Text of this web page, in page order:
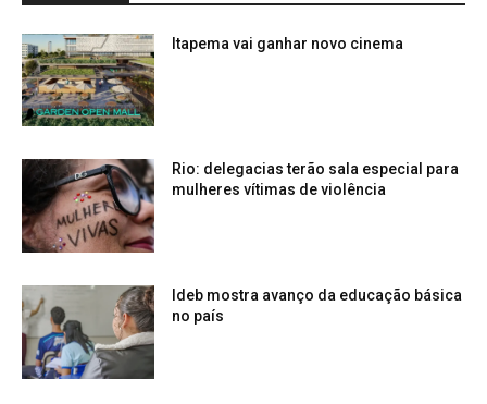
Itapema vai ganhar novo cinema
Rio: delegacias terão sala especial para
mulheres vítimas de violência
Ideb mostra avanço da educação básica
no país